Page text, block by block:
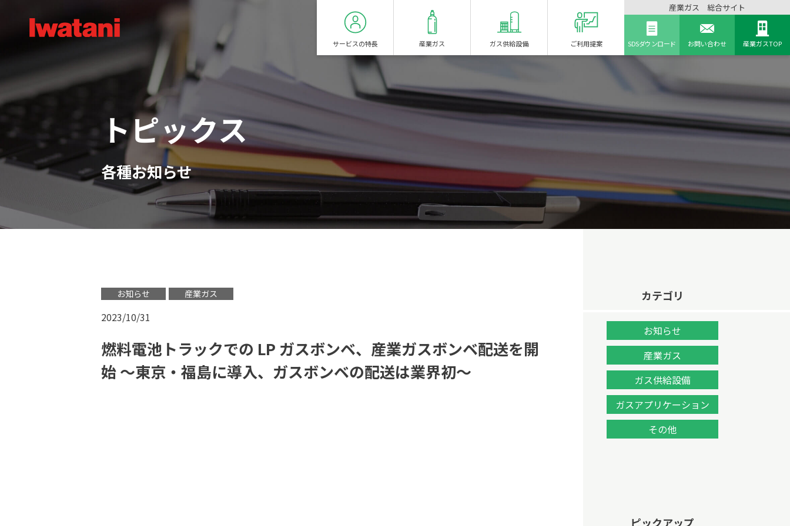
産業ガス 総合サイト
サービスの特長 産業ガス ガス供給設備 ご利用提案 SDSダウンロード お問い合わせ 産業ガスTOP
トピックス
各種お知らせ
お知らせ 産業ガス
2023/10/31
燃料電池トラックでの LP ガスボンベ、産業ガスボンベ配送を開
始 ～東京・福島に導入、ガスボンベの配送は業界初～
カテゴリ
お知らせ
産業ガス
ガス供給設備
ガスアプリケーション
その他
ピックアップ